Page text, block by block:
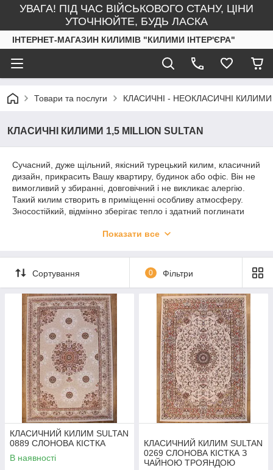
УВАГА! ПІД ЧАС ВІЙСЬКОВОГО СТАНУ, ЦІНИ
УТОЧНЮЙТЕ, БУДЬ ЛАСКА
ІНТЕРНЕТ-МАГАЗИН КИЛИМІВ "КИЛИМИ ІНТЕР'ЄРА"
Товари та послуги КЛАСИЧНІ - НЕОКЛАСИЧНІ КИЛИМИ
КЛАСИЧНІ КИЛИМИ 1,5 MILLION SULTAN
Сучасний, дуже щільний, якісний турецький килим, класичний
дизайн, прикрасить Вашу квартиру, будинок або офіс. Він не
вимогливий у збиранні, довговічний і не викликає алергію.
Такий килим створить в приміщенні особливу атмосферу.
Зносостійкий, відмінно зберігає тепло і здатний поглинати
Тип виробництва: машинно-тканий. Висота ворсу: 15мм.
можливо доріжка від 0.8 см до 4м. Оверлок килимових
доріжок безкоштовно!!!
Показати все
Сортування 0 Фільтри
КЛАСИЧНИЙ КИЛИМ SULTAN
0889 СЛОНОВА КІСТКА
В наявності
КЛАСИЧНИЙ КИЛИМ SULTAN
0269 СЛОНОВА КІСТКА З
ЧАЙНОЮ ТРОЯНДОЮ